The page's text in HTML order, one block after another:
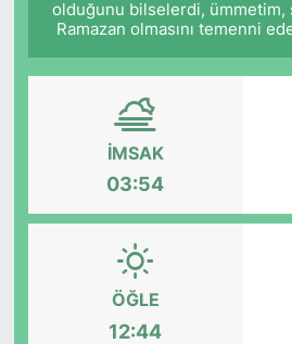
olduğunu bilselerdi, ümmetim,
Ramazan olmasını temenni
İMSAK
03:54
ÖĞLE
12:44
Siyaset
YEREL HABER
Haberde insan